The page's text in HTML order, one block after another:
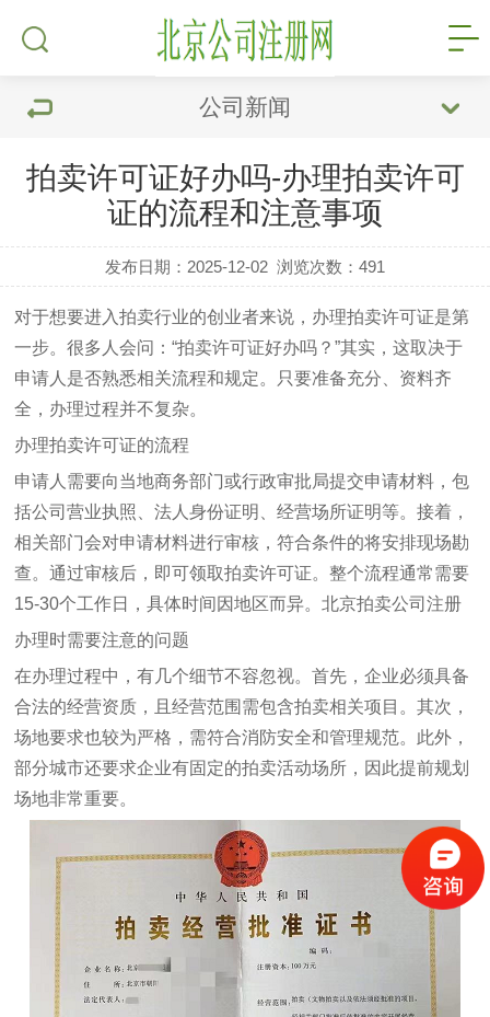
公司新闻
拍卖许可证好办吗-办理拍卖许可
证的流程和注意事项
发布日期：2025-12-02 浏览次数：491
对于想要进入拍卖行业的创业者来说，办理拍卖许可证是第
一步。很多人会问：“拍卖许可证好办吗？”其实，这取决于
申请人是否熟悉相关流程和规定。只要准备充分、资料齐
全，办理过程并不复杂。
办理拍卖许可证的流程
申请人需要向当地商务部门或行政审批局提交申请材料，包
括公司营业执照、法人身份证明、经营场所证明等。接着，
相关部门会对申请材料进行审核，符合条件的将安排现场勘
查。通过审核后，即可领取拍卖许可证。整个流程通常需要
15-30个工作日，具体时间因地区而异。北京拍卖公司注册
办理时需要注意的问题
在办理过程中，有几个细节不容忽视。首先，企业必须具备
合法的经营资质，且经营范围需包含拍卖相关项目。其次，
场地要求也较为严格，需符合消防安全和管理规范。此外，
部分城市还要求企业有固定的拍卖活动场所，因此提前规划
场地非常重要。